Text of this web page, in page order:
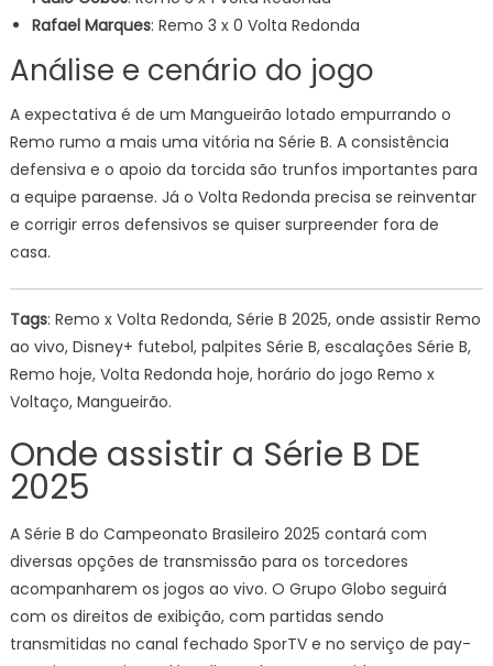
Rafael Marques: Remo 3 x 0 Volta Redonda
Análise e cenário do jogo
A expectativa é de um Mangueirão lotado empurrando o
Remo rumo a mais uma vitória na Série B. A consistência
defensiva e o apoio da torcida são trunfos importantes para
a equipe paraense. Já o Volta Redonda precisa se reinventar
e corrigir erros defensivos se quiser surpreender fora de
casa.
Tags: Remo x Volta Redonda, Série B 2025, onde assistir Remo
ao vivo, Disney+ futebol, palpites Série B, escalações Série B,
Remo hoje, Volta Redonda hoje, horário do jogo Remo x
Voltaço, Mangueirão.
Onde assistir a Série B DE
2025
A Série B do Campeonato Brasileiro 2025 contará com
diversas opções de transmissão para os torcedores
acompanharem os jogos ao vivo. O Grupo Globo seguirá
com os direitos de exibição, com partidas sendo
transmitidas no canal fechado SporTV e no serviço de pay-